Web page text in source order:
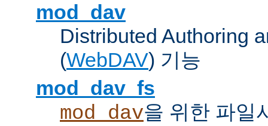
mod_dav
Distributed Authoring
(WebDAV) 기능
mod_dav_fs
mod_dav을 위한 파일